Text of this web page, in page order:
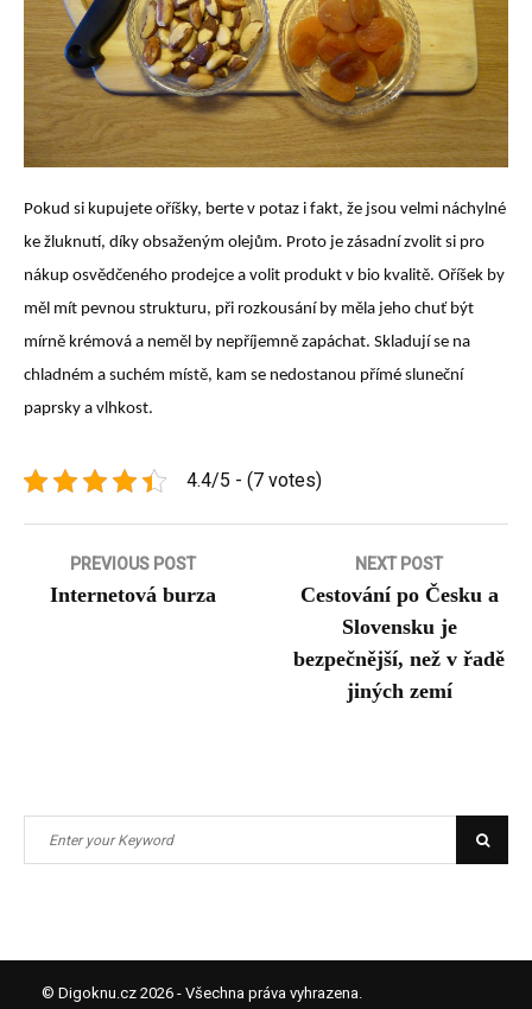
Pokud si kupujete oříšky, berte v potaz i fakt, že jsou velmi náchylné
ke žluknutí, díky obsaženým olejům. Proto je zásadní zvolit si pro
nákup osvědčeného prodejce a volit produkt v bio kvalitě. Oříšek by
měl mít pevnou strukturu, při rozkousání by měla jeho chuť být
mírně krémová a neměl by nepříjemně zapáchat. Skladují se na
chladném a suchém místě, kam se nedostanou přímé sluneční
paprsky a vlhkost.
4.4/5 - (7 votes)
Navigace
PREVIOUS POST
Internetová burza
NEXT POST
Cestování po Česku a
Slovensku je
bezpečnější, než v řadě
jiných zemí
for:
© Digoknu.cz 2026 - Všechna práva vyhrazena.